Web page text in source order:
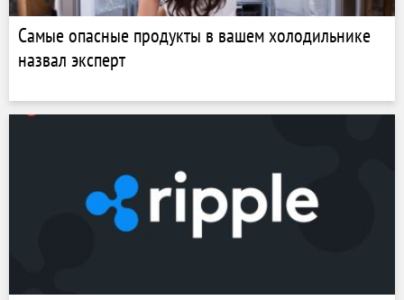
Самые опасные продукты в вашем холодильнике
назвал эксперт